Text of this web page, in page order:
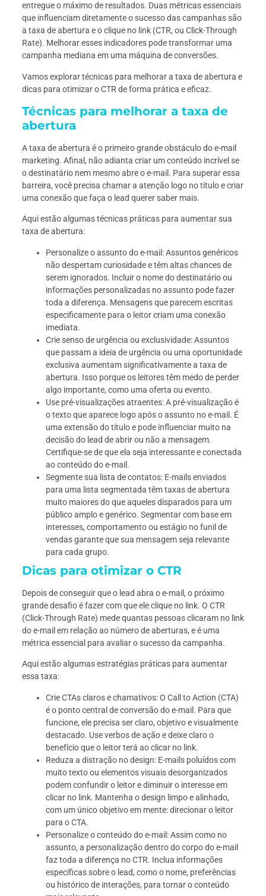
entregue o máximo de resultados. Duas métricas essenciais
que influenciam diretamente o sucesso das campanhas são
a taxa de abertura e o clique no link (CTR, ou Click-Through
Rate). Melhorar esses indicadores pode transformar uma
campanha mediana em uma máquina de conversões.
Vamos explorar técnicas para melhorar a taxa de abertura e
dicas para otimizar o CTR de forma prática e eficaz.
Técnicas para melhorar a taxa de
abertura
A taxa de abertura é o primeiro grande obstáculo do e-mail
marketing. Afinal, não adianta criar um conteúdo incrível se
o destinatário nem mesmo abre o e-mail. Para superar essa
barreira, você precisa chamar a atenção logo no título e criar
uma conexão que faça o lead querer saber mais.
Aqui estão algumas técnicas práticas para aumentar sua
taxa de abertura:
Personalize o assunto do e-mail: Assuntos genéricos
não despertam curiosidade e têm altas chances de
serem ignorados. Incluir o nome do destinatário ou
informações personalizadas no assunto pode fazer
toda a diferença. Mensagens que parecem escritas
especificamente para o leitor criam uma conexão
imediata.
Crie senso de urgência ou exclusividade: Assuntos
que passam a ideia de urgência ou uma oportunidade
exclusiva aumentam significativamente a taxa de
abertura. Isso porque os leitores têm medo de perder
algo importante, como uma oferta ou evento.
Use pré-visualizações atraentes: A pré-visualização é
o texto que aparece logo após o assunto no e-mail. É
uma extensão do título e pode influenciar muito na
decisão do lead de abrir ou não a mensagem.
Certifique-se de que ela seja interessante e conectada
ao conteúdo do e-mail.
Segmente sua lista de contatos: E-mails enviados
para uma lista segmentada têm taxas de abertura
muito maiores do que aqueles disparados para um
público amplo e genérico. Segmentar com base em
interesses, comportamento ou estágio no funil de
vendas garante que sua mensagem seja relevante
para cada grupo.
Dicas para otimizar o CTR
Depois de conseguir que o lead abra o e-mail, o próximo
grande desafio é fazer com que ele clique no link. O CTR
(Click-Through Rate) mede quantas pessoas clicaram no link
do e-mail em relação ao número de aberturas, e é uma
métrica essencial para avaliar o sucesso da campanha.
Aqui estão algumas estratégias práticas para aumentar
essa taxa:
Crie CTAs claros e chamativos: O Call to Action (CTA)
é o ponto central de conversão do e-mail. Para que
funcione, ele precisa ser claro, objetivo e visualmente
destacado. Use verbos de ação e deixe claro o
benefício que o leitor terá ao clicar no link.
Reduza a distração no design: E-mails poluídos com
muito texto ou elementos visuais desorganizados
podem confundir o leitor e diminuir o interesse em
clicar no link. Mantenha o design limpo e alinhado,
com um único objetivo em mente: direcionar o leitor
para o CTA.
Personalize o conteúdo do e-mail: Assim como no
assunto, a personalização dentro do corpo do e-mail
faz toda a diferença no CTR. Inclua informações
específicas sobre o lead, como o nome, preferências
ou histórico de interações, para tornar o conteúdo